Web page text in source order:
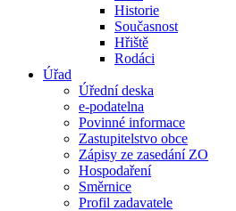
Historie
Současnost
Hřiště
Rodáci
Úřad
Úřední deska
e-podatelna
Povinné informace
Zastupitelstvo obce
Zápisy ze zasedání ZO
Hospodaření
Směrnice
Profil zadavatele